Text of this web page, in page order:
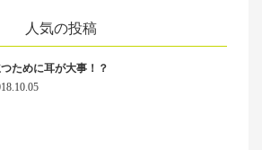
人気の投稿
ために耳が大事！？